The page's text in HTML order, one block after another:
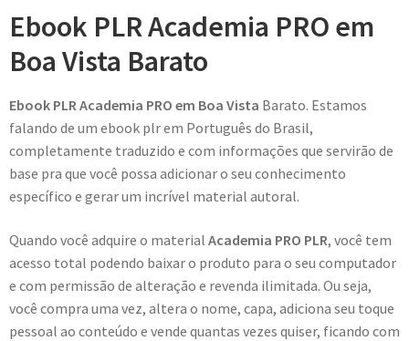
Ebook PLR Academia PRO em
Boa Vista Barato
Ebook PLR Academia PRO em Boa Vista Barato. Estamos
falando de um ebook plr em Português do Brasil,
completamente traduzido e com informações que servirão de
base pra que você possa adicionar o seu conhecimento
específico e gerar um incrível material autoral.
Quando você adquire o material Academia PRO PLR, você tem
acesso total podendo baixar o produto para o seu computador
e com permissão de alteração e revenda ilimitada. Ou seja,
você compra uma vez, altera o nome, capa, adiciona seu toque
pessoal ao conteúdo e vende quantas vezes quiser, ficando com